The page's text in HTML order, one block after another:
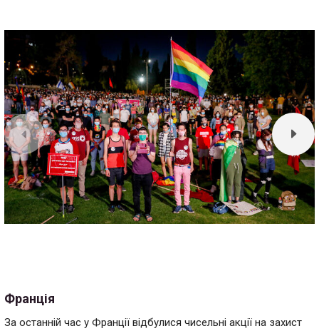
Франція
За останній час у Франції відбулися чисельні акції на захист